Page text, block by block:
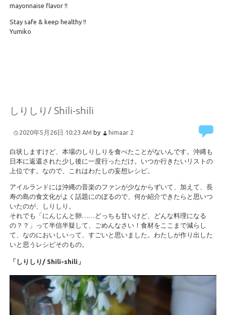
mayonnaise flavor !!
Stay safe & keep healthy !!
Yumiko
しりしり/ Shili-shili
2020年5月26日 10:23 AM by himaar 2
白状しますけど、本場のしりしりを食べたことがないんです。沖縄も
日本に返還された少し後に一度行っただけ。いつか行きたいリストの
上位です。なので、これはわたしの妄想レシピ。
アイルランドには沖縄の音楽のファンが少なからずいて、加えて、長
寿の島の食文化がよく話題にのぼるので、何か紹介できたらと思いつ
いたのが、しりしり。
それでも「にんじんと卵……どっちも甘いけど、どんな料理になる
の？？」って半信半疑して、ごめんなさい！食材をここまで減らし
て、なのにおいしいって、すごいと思いました。わたしが作り出した
いと思うレシピそのもの。
「しりしり/ Shili-shili」